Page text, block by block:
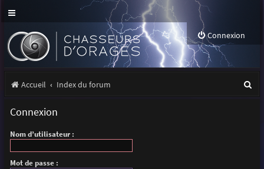
Connexion
Accueil Index du forum
Connexion
Nom d’utilisateur :
Mot de passe :